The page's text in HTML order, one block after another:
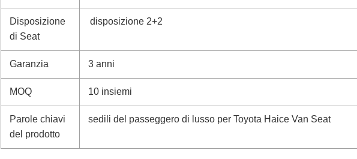
Disposizione
di Seat
disposizione 2+2
Garanzia 3 anni
MOQ 10 insiemi
Parole chiavi
del prodotto
sedili del passeggero di lusso per Toyota Haice Van Seat